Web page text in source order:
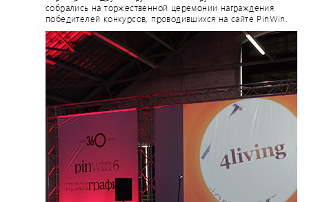
собрались на торжественной церемонии награждения
победителей конкурсов, проводившихся на сайте PinWin.